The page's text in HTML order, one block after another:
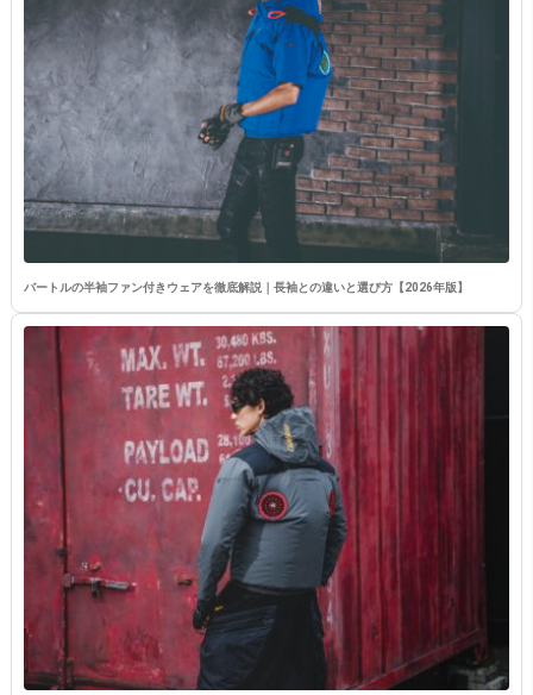
バートルの半袖ファン付きウェアを徹底解説｜長袖との違いと選び方【2026年版】